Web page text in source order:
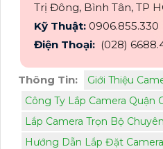
Trị Đông, Bình Tân, TP
Kỹ Thuật: 0906.855.330
Điện Thoại: (028)
Thông Tin:
Giới Thiệu
Công Ty Lắp Camera Quận
Lắp Camera Trọn Bộ
Hướng Dẫn Lắp Đặt